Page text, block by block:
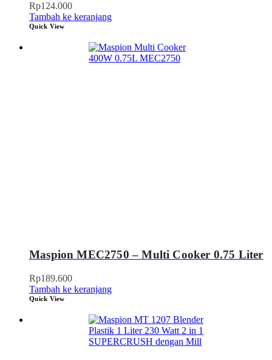
Rp124.000
Tambah ke keranjang
Quick View
Maspion MEC2750 – Multi Cooker 0.75 Liter
Rp189.600
Tambah ke keranjang
Quick View